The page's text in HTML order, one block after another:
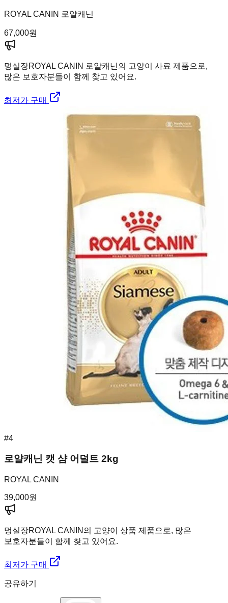
ROYAL CANIN 로얄캐닌
67,000원
멍실장ROYAL CANIN 로얄캐닌의 고양이 사료 제품으로,
많은 보호자분들이 함께 찾고 있어요.
최저가 구매
#4
로얄캐닌 캣 샴 어덜트 2kg
ROYAL CANIN
39,000원
멍실장ROYAL CANIN의 고양이 상품 제품으로, 많은
보호자분들이 함께 찾고 있어요.
최저가 구매
공유하기